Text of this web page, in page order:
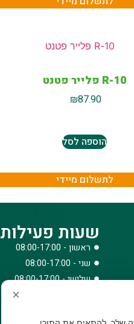
10-R פלייר פטנט
₪87.90
הוספה לסל
לתשלום מיידי
שעות פעילות
ראשון - 08:00-17:00
שני - 08:00-17:00
שלישי - 08:00-17:00
×